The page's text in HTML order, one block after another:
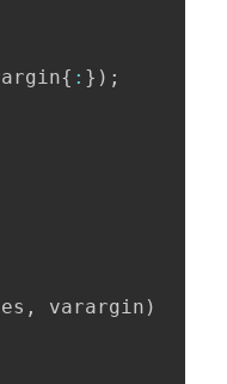
{ : } ) ;
, varargin )